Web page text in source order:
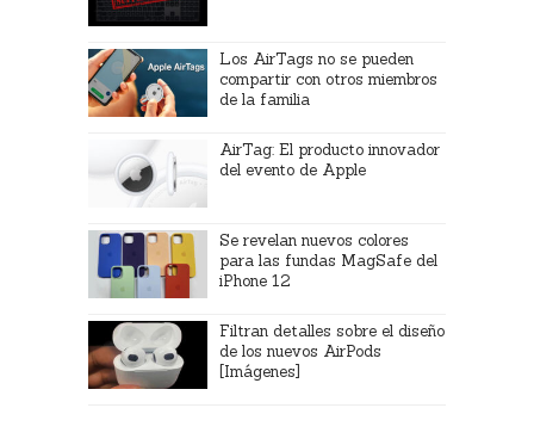
Los AirTags no se pueden
compartir con otros miembros
de la familia
AirTag: El producto innovador
del evento de Apple
Se revelan nuevos colores
para las fundas MagSafe del
iPhone 12
Filtran detalles sobre el diseño
de los nuevos AirPods
[Imágenes]